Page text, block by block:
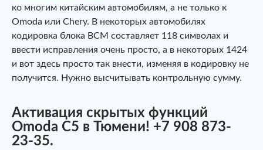
ко многим китайским автомобилям, а не только к
Omoda или Chery. В некоторых автомобилях
кодировка блока BCM составляет 118 символах и
ввести исправления очень просто, а в некоторых 1424
и вот здесь просто так внести, изменяя в кодировку не
получится. Нужно высчитывать контрольную сумму.
Активация скрытых функций
Omoda C5 в Тюмени! +7 908 873-
23-35.